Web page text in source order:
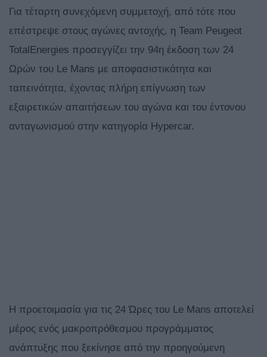
Για τέταρτη συνεχόμενη συμμετοχή, από τότε που
επέστρεψε στους αγώνες αντοχής, η Team Peugeot
TotalEnergies προσεγγίζει την 94η έκδοση των 24
Ωρών του Le Mans με αποφασιστικότητα και
ταπεινότητα, έχοντας πλήρη επίγνωση των
εξαιρετικών απαιτήσεων του αγώνα και του έντονου
ανταγωνισμού στην κατηγορία Hypercar.
Η προετοιμασία για τις 24 Ώρες του Le Mans αποτελεί
μέρος ενός μακροπρόθεσμου προγράμματος
ανάπτυξης που ξεκίνησε από την προηγούμενη